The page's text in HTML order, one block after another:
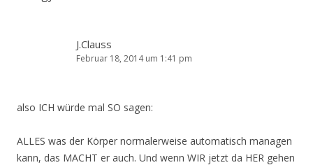
J.Clauss
Februar 18, 2014 um 1:41 pm
also ICH würde mal SO sagen:
ALLES was der Körper normalerweise automatisch managen
kann, das MACHT er auch. Und wenn WIR jetzt da HER gehen